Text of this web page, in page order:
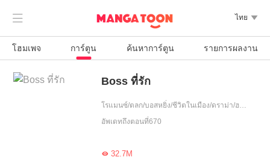
 ไทย 
โฮมเพจ การ์ตูน ค้นหาการ์ตูน รายการผลงาน
Boss ที่รัก
โรแมนซ์/ตลก/บอสหยิ่ง/ชีวิตในเมือง/ดราม่า/ฮอต/รักหวานฉ่ำ/รักเศร้า/หนีพร้อมลูก/สาวหวาน/ความรัก/ขี้งอแง/เอาแต่ใจ/อดทน
อัพเดทถึงตอนที่670
32.7M